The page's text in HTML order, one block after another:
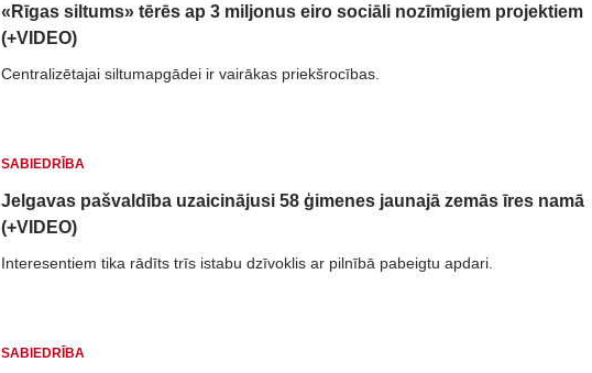
«Rīgas siltums» tērēs ap 3 miljonus eiro sociāli nozīmīgiem projektiem
(+VIDEO)
Centralizētajai siltumapgādei ir vairākas priekšrocības.
SABIEDRĪBA
Jelgavas pašvaldība uzaicinājusi 58 ģimenes jaunajā zemās īres namā
(+VIDEO)
Interesentiem tika rādīts trīs istabu dzīvoklis ar pilnībā pabeigtu apdari.
SABIEDRĪBA